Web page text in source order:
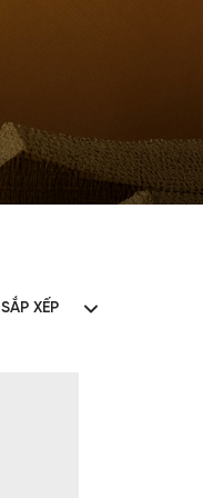
SẮP XẾP